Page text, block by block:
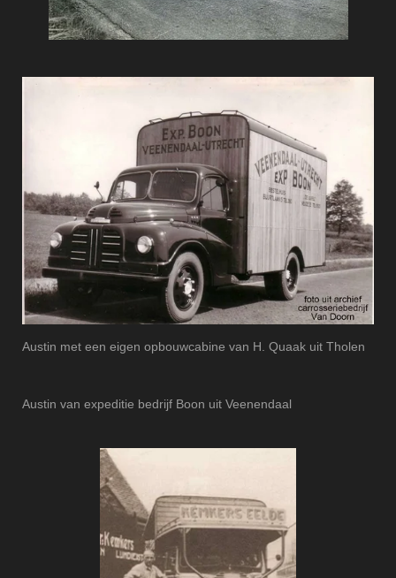
Austin met een eigen opbouwcabine van H. Quaak uit Tholen
Austin van expeditie bedrijf Boon uit Veenendaal